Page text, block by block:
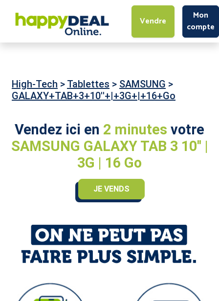
Vendre
Mon
compte
High-Tech > Tablettes > SAMSUNG >
GALAXY+TAB+3+10''+|+3G+|+16+Go
Vendez ici en 2 minutes votre
SAMSUNG GALAXY TAB 3 10'' |
3G | 16 Go
JE VENDS